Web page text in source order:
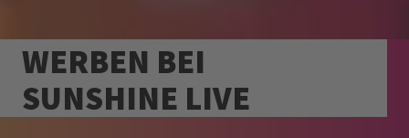
WERBEN BEI
SUNSHINE LIVE